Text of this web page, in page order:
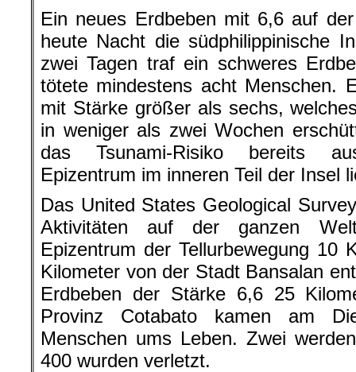
Ein neues Erdbeben mit 6,6 auf
heute Nacht die südphilippinische
zwei Tagen traf ein schweres
tötete mindestens acht Menschen.
mit Stärke größer als sechs,
in weniger als zwei Wochen
das Tsunami-Risiko bereits
Epizentrum im inneren Teil der Insel
Das United States Geological
Aktivitäten auf der ganzen
Epizentrum der Tellurbewegung 10
Kilometer von der Stadt Bansalan
Erdbeben der Stärke 6,6 25
Provinz Cotabato kamen am
Menschen ums Leben. Zwei
400 wurden verletzt.